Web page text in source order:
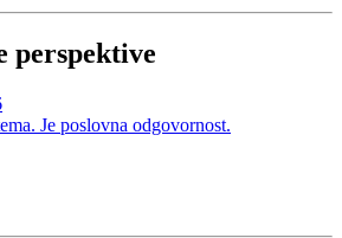
perspektive
Je poslovna odgovornost.